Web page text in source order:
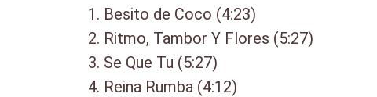
1. Besito de Coco (4:23)
2. Ritmo, Tambor Y Flores (5:27)
3. Se Que Tu (5:27)
4. Reina Rumba (4:12)